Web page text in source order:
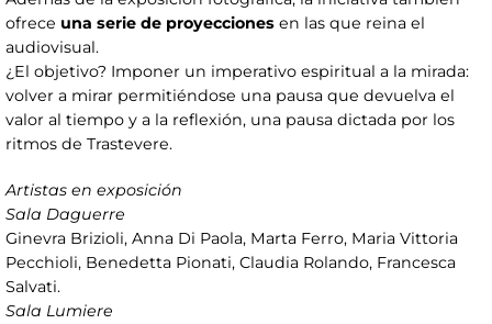
ofrece una serie de proyecciones en las que reina el
audiovisual.
¿El objetivo? Imponer un imperativo espiritual a la mirada:
volver a mirar permitiéndose una pausa que devuelva el
valor al tiempo y a la reflexión, una pausa dictada por los
ritmos de Trastevere.
Artistas en exposición
Sala Daguerre
Ginevra Brizioli, Anna Di Paola, Marta Ferro, Maria Vittoria
Pecchioli, Benedetta Pionati, Claudia Rolando, Francesca
Salvati.
Sala Lumiere